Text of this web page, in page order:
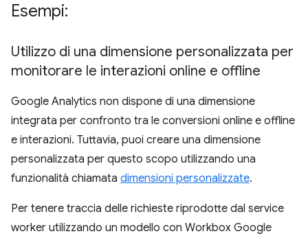
Esempi:
Utilizzo di una dimensione personalizzata per
monitorare le interazioni online e offline
Google Analytics non dispone di una dimensione
integrata per confronto tra le conversioni online e offline
e interazioni. Tuttavia, puoi creare una dimensione
personalizzata per questo scopo utilizzando una
funzionalità chiamata dimensioni personalizzate.
Per tenere traccia delle richieste riprodotte dal service
worker utilizzando un modello con Workbox Google